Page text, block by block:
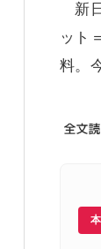
新
ット
料。